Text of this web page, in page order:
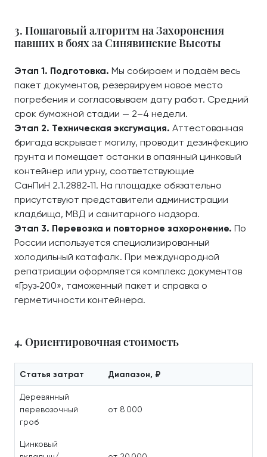
3. Пошаговый алгоритм на Захоронения
павших в боях за Синявинские Высоты
Этап 1. Подготовка. Мы собираем и подаём весь
пакет документов, резервируем новое место
погребения и согласовываем дату работ. Средний
срок бумажной стадии — 2–4 недели.
Этап 2. Техническая эксгумация. Аттестованная
бригада вскрывает могилу, проводит дезинфекцию
грунта и помещает останки в опаянный цинковый
контейнер или урну, соответствующие
СанПиН 2.1.2882‑11. На площадке обязательно
присутствуют представители администрации
кладбища, МВД и санитарного надзора.
Этап 3. Перевозка и повторное захоронение. По
России используется специализированный
холодильный катафалк. При международной
репатриации оформляется комплекс документов
«Груз‑200», таможенный пакет и справка о
герметичности контейнера.
4. Ориентировочная стоимость
Статья затрат Диапазон, ₽
Деревянный
перевозочный
гроб
от 8 000
Цинковый